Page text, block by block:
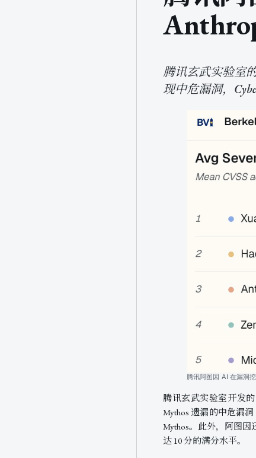
腾讯玄武实验室
现中危漏洞，
腾讯阿图因 AI 在漏洞
腾讯玄武实验室开发
Mythos 遗漏的中危漏
Mythos。此外，阿图因
达 10 分的满分水平。